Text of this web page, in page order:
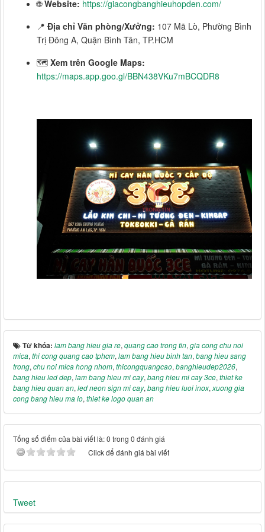
🌐Website: https://giacongbanghieuhopden.com/
📍 Địa chỉ Văn phòng/Xưởng: 107 Mã Lò, Phường Bình
Trị Đông A, Quận Bình Tân, TP.HCM
🗺️ Xem trên Google Maps:
https://maps.app.goo.gl/BBN438VKu7mBCQDR8
Từ khóa: lam bang hieu gia re, quang cao trong tin, gia cong chu noi
mica, thi cong quang cao tphcm, lam bang hieu binh tan, bang hieu sang
trong, chu noi mica hong nhom, thicongquangcao, banghieudep2026,
bang hieu led dep, lam bang hieu mi cay, bang hieu mi cay 3ce, thiet ke
bang hieu quan an, led neon sign mi cay, bang hieu luoi inox, xuong gia
cong bang hieu ma lo, thiet ke logo quan an
Tổng số điểm của bài viết là: 0 trong 0 đánh giá
Click để đánh giá bài viết
Tweet